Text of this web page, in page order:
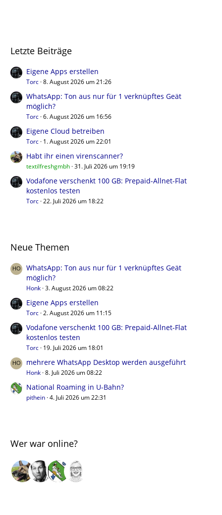
Letzte Beiträge
Eigene Apps erstellen
Torc 8. August 2026 um 21:26
WhatsApp: Ton aus nur für 1 verknüpftes Geät
möglich?
Torc 6. August 2026 um 16:56
Eigene Cloud betreiben
Torc 1. August 2026 um 22:01
Habt ihr einen virenscanner?
textilfreshgmbh 31. Juli 2026 um 19:19
Vodafone verschenkt 100 GB: Prepaid-Allnet-Flat
kostenlos testen
Torc 22. Juli 2026 um 18:22
Neue Themen
WhatsApp: Ton aus nur für 1 verknüpftes Geät
möglich?
Honk 3. August 2026 um 08:22
Eigene Apps erstellen
Torc 2. August 2026 um 11:15
Vodafone verschenkt 100 GB: Prepaid-Allnet-Flat
kostenlos testen
Torc 19. Juli 2026 um 18:01
mehrere WhatsApp Desktop werden ausgeführt
Honk 8. Juli 2026 um 08:22
National Roaming in U-Bahn?
pithein 4. Juli 2026 um 22:31
Wer war online?